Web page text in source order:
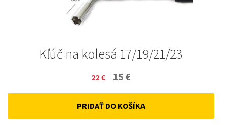
Kľúč na kolesá 17/19/21/23
22€
Original
price
was:
15 €
price
is:
PRIDAŤ DO KOŠÍKA